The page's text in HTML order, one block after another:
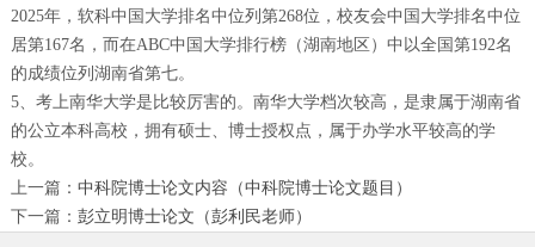
2025年，软科中国大学排名中位列第268位，校友会中国大学排名中位
居第167名，而在ABC中国大学排行榜（湖南地区）中以全国第192名
的成绩位列湖南省第七。
5、考上南华大学是比较厉害的。南华大学档次较高，是隶属于湖南省
的公立本科高校，拥有硕士、博士授权点，属于办学水平较高的学
校。
上一篇： 中科院博士论文内容（中科院博士论文题目）
下一篇： 彭立明博士论文（彭利民老师）